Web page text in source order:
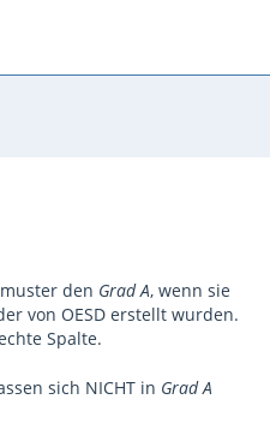
den Grad A, wenn sie
von OESD erstellt wurden.
Spalte.
sich NICHT in Grad A